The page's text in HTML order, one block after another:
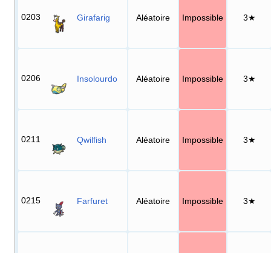
0203 Girafarig Aléatoire Impossible 3★
0206 Insolourdo Aléatoire Impossible 3★
0211 Qwilfish Aléatoire Impossible 3★
0215 Farfuret Aléatoire Impossible 3★